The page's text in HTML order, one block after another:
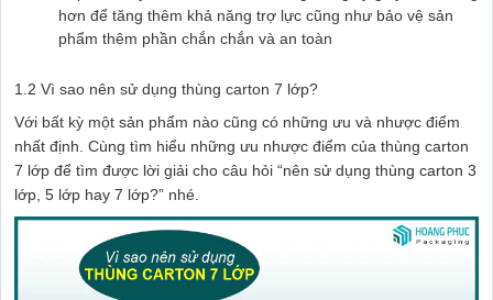
hơn để tăng thêm khả năng trợ lực cũng như bảo vệ sản
phẩm thêm phần chắn chắn và an toàn
1.2 Vì sao nên sử dụng thùng carton 7 lớp?
Với bất kỳ một sản phẩm nào cũng có những ưu và nhược điểm
nhất định. Cùng tìm hiểu những ưu nhược điểm của thùng carton
7 lớp để tìm được lời giải cho câu hỏi “nên sử dụng thùng carton 3
lớp, 5 lớp hay 7 lớp?” nhé.